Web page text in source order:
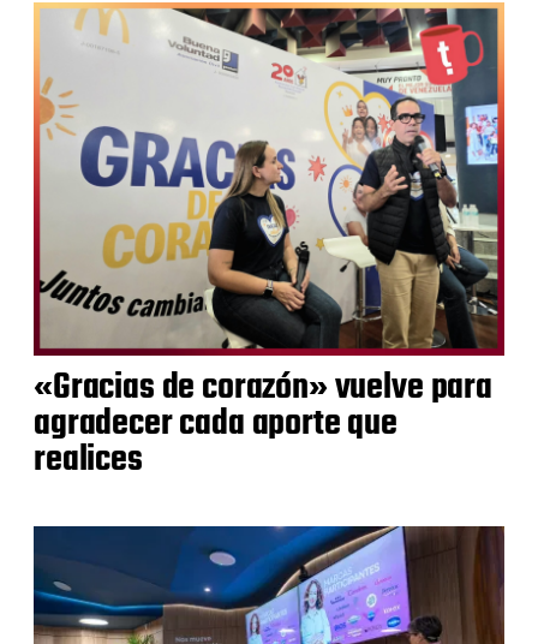
«Gracias de corazón» vuelve para
agradecer cada aporte que
realices